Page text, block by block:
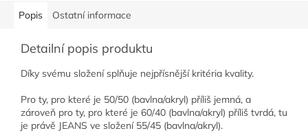
Popis Ostatní informace
Detailní popis produktu
Díky svému složení splňuje nejpřísnější kritéria kvality.
Pro ty, pro které je 50/50 (bavlna/akryl) příliš jemná, a
zároveň pro ty, pro které je 60/40 (bavlna/akryl) příliš tvrdá, tu
je právě JEANS ve složení 55/45 (bavlna/akryl).